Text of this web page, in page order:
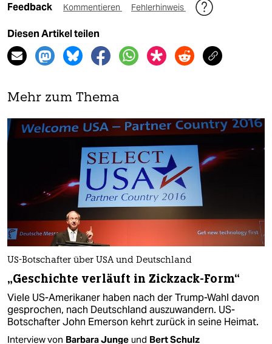
Feedback Kommentieren Fehlerhinweis
Diesen Artikel teilen
Mehr zum Thema
US-Botschafter über USA und Deutschland
„Geschichte verläuft in Zickzack-Form“
Viele US-Amerikaner haben nach der Trump-Wahl davon
gesprochen, nach Deutschland auszuwandern. US-
Botschafter John Emerson kehrt zurück in seine Heimat.
Interview von Barbara Junge und Bert Schulz